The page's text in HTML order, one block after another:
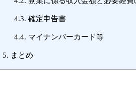
4.3. 確定申告書
4.4. マイナンバーカード等
5. まとめ